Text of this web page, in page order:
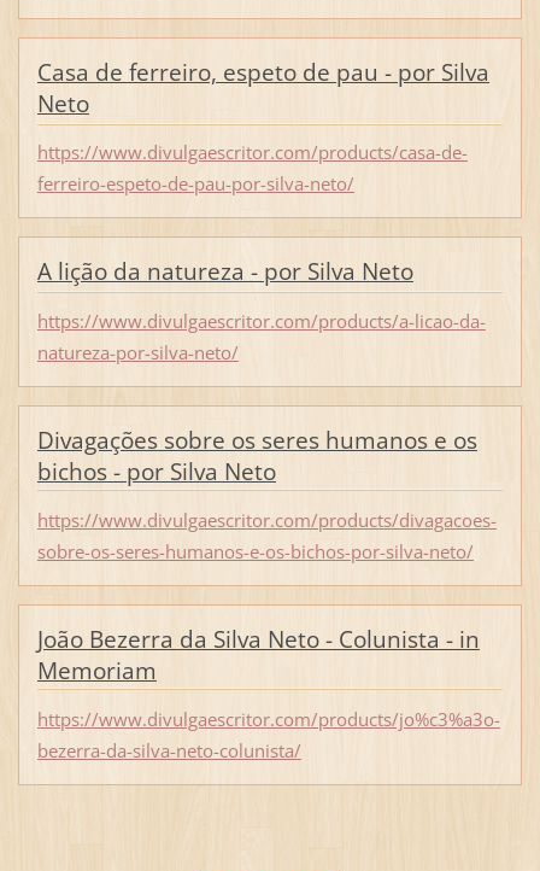
Casa de ferreiro, espeto de pau - por Silva
Neto
https://www.divulgaescritor.com/products/casa-de-
ferreiro-espeto-de-pau-por-silva-neto/
A lição da natureza - por Silva Neto
https://www.divulgaescritor.com/products/a-licao-da-
natureza-por-silva-neto/
Divagações sobre os seres humanos e os
bichos - por Silva Neto
https://www.divulgaescritor.com/products/divagacoes-
sobre-os-seres-humanos-e-os-bichos-por-silva-neto/
João Bezerra da Silva Neto - Colunista - in
Memoriam
https://www.divulgaescritor.com/products/jo%c3%a3o-
bezerra-da-silva-neto-colunista/